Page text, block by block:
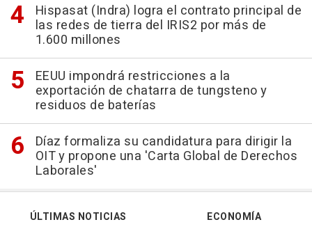
Hispasat (Indra) logra el contrato principal de
las redes de tierra del IRIS2 por más de
1.600 millones
EEUU impondrá restricciones a la
exportación de chatarra de tungsteno y
residuos de baterías
Díaz formaliza su candidatura para dirigir la
OIT y propone una 'Carta Global de Derechos
Laborales'
ÚLTIMAS NOTICIAS
ECONOMÍA